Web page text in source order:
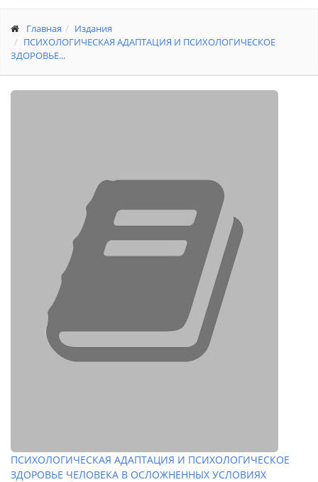
Главная
Издания
ПСИХОЛОГИЧЕСКАЯ АДАПТАЦИЯ И ПСИХОЛОГИЧЕСКОЕ
ЗДОРОВЬЕ...
ПСИХОЛОГИЧЕСКАЯ АДАПТАЦИЯ И ПСИХОЛОГИЧЕСКОЕ
ЗДОРОВЬЕ ЧЕЛОВЕКА В ОСЛОЖНЕННЫХ УСЛОВИЯХ